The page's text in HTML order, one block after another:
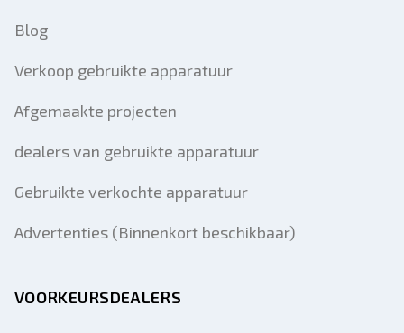
Blog
Verkoop gebruikte apparatuur
Afgemaakte projecten
dealers van gebruikte apparatuur
Gebruikte verkochte apparatuur
Advertenties (Binnenkort beschikbaar)
VOORKEURSDEALERS